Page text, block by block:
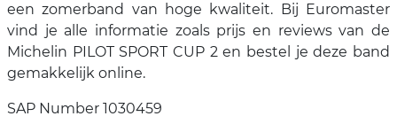
een zomerband van hoge kwaliteit. Bij Euromaster
vind je alle informatie zoals prijs en reviews van de
Michelin PILOT SPORT CUP 2 en bestel je deze band
gemakkelijk online.
SAP Number 1030459